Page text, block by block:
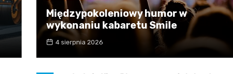
Międzypokoleniowy humor w
wykonaniu kabaretu Smile
4 sierpnia 2026